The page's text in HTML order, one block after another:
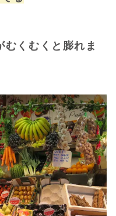
むくむくと膨れま